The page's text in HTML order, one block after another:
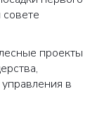
совете
проекты
в